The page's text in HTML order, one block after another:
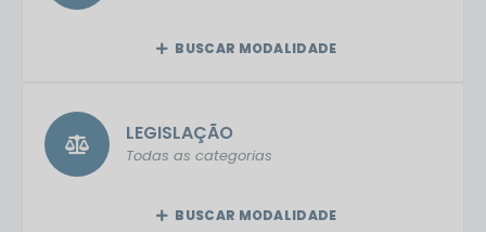
BUSCAR MODALIDADE
LEGISLAÇÃO
Todas as categorias
BUSCAR MODALIDADE